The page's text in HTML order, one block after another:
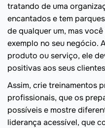
tratando de uma
encantados e tem
de qualquer um, mas
exemplo no seu negócio.
produto ou serviço, ele
positivas aos seus
Assim, crie treinamentos
profissionais, que os
possíveis e mostre
liderança acessível, que